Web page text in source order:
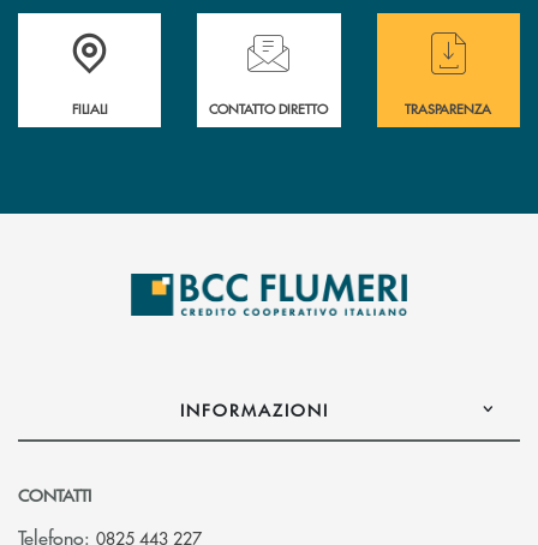
Trova la filiale più vicina a te
FILIALI
Hai bisogno di assistenza immediata ?
CONTATTO DIRETTO
Hai bisogno di
TRASPARENZA
INFORMAZIONI
CONTATTI
Telefono: 0825 443 227